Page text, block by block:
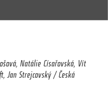
Natálie Císařovská, Vít
Jan Strejcovský / Česká